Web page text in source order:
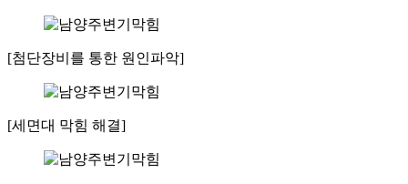
[첨단장비를 통한 원인파악]
[세면대 막힘 해결]